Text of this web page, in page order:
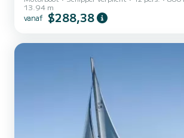
traject, genoeg om een heerlijke dag door te
13.94 m
vanaf $288,38